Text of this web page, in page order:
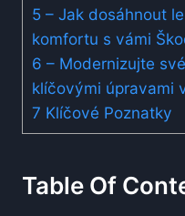
5 – Jak dosáhnout
komfortu s vámi
6 – Modernizujte
klíčovými úpravami
7 Klíčové Poznatky
Table Of